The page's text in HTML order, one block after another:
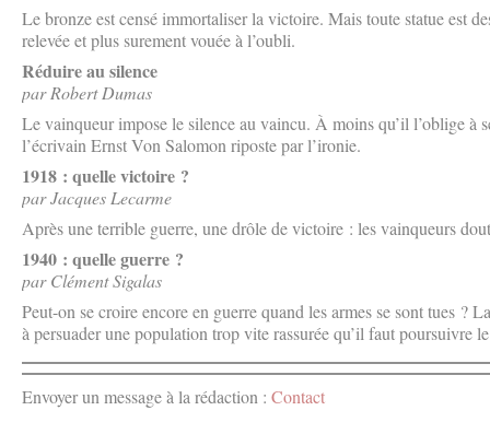
Le bronze est censé immortaliser la victoire. Mais toute statue est
relevée et plus surement vouée à l’oubli.
Réduire au silence
par Robert Dumas
Le vainqueur impose le silence au vaincu. À moins qu’il l’oblige à
l’écrivain Ernst Von Salomon riposte par l’ironie.
1918 : quelle victoire ?
par Jacques Lecarme
Après une terrible guerre, une drôle de victoire : les vainqueurs
1940 : quelle guerre ?
par Clément Sigalas
Peut-on se croire encore en guerre quand les armes se sont tues ?
à persuader une population trop vite rassurée qu’il faut poursuivre
Envoyer un message à la rédaction : Contact